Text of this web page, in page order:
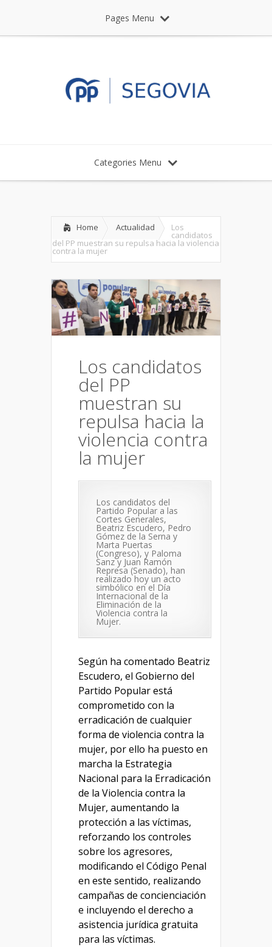
Pages Menu
Categories Menu
Home Actualidad Los
candidatos
del PP muestran su repulsa hacia la violencia
contra la mujer
Los candidatos
del PP
muestran su
repulsa hacia la
violencia contra
la mujer
Los candidatos del
Partido Popular a las
Cortes Generales,
Beatriz Escudero, Pedro
Gómez de la Serna y
Marta Puertas
(Congreso), y Paloma
Sanz y Juan Ramón
Represa (Senado), han
realizado hoy un acto
simbólico en el Día
Internacional de la
Eliminación de la
Violencia contra la
Mujer.
Según ha comentado Beatriz
Escudero, el Gobierno del
Partido Popular está
comprometido con la
erradicación de cualquier
forma de violencia contra la
mujer, por ello ha puesto en
marcha la Estrategia
Nacional para la Erradicación
de la Violencia contra la
Mujer, aumentando la
protección a las víctimas,
reforzando los controles
sobre los agresores,
modificando el Código Penal
en este sentido, realizando
campañas de concienciación
e incluyendo el derecho a
asistencia jurídica gratuita
para las víctimas.